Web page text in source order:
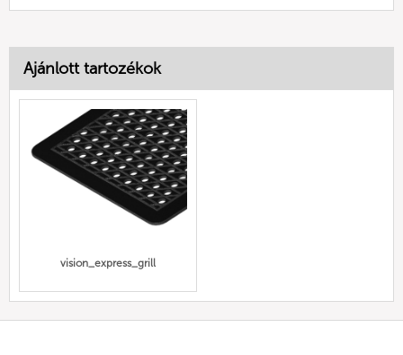
Ajánlott tartozékok
vision_express_grill